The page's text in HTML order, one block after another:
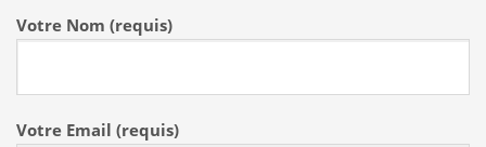
Votre Nom (requis)
Votre Email (requis)